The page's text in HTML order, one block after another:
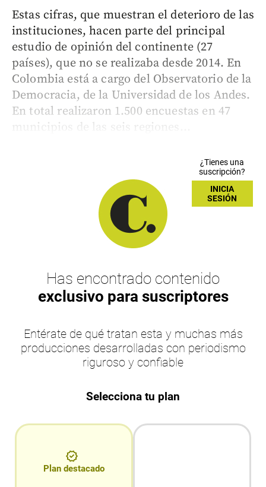
Estas cifras, que muestran el deterioro de las
instituciones, hacen parte del principal
estudio de opinión del continente (27
países), que no se realizaba desde 2014. En
Colombia está a cargo del Observatorio de la
Democracia, de la Universidad de los Andes.
En total realizaron 1.500 encuestas en 47
municipios de las seis regiones...
¿Tienes una
suscripción?
INICIA
SESIÓN
Has encontrado contenido
exclusivo para suscriptores
Entérate de qué tratan esta y muchas más
producciones desarrolladas con periodismo
riguroso y confiable
Selecciona tu plan
Plan destacado